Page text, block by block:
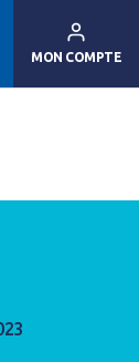
MON COMPTE